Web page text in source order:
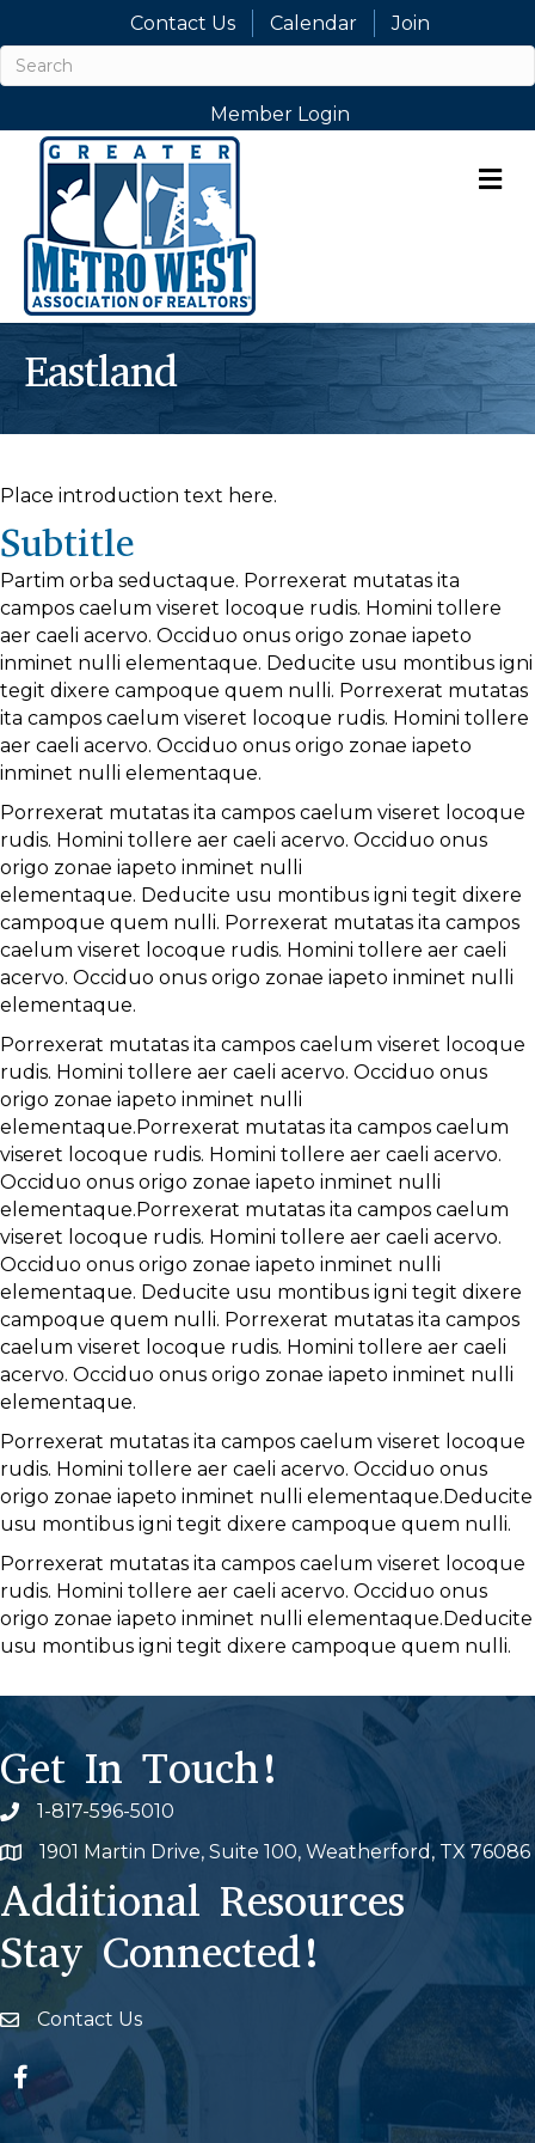
Contact Us Calendar Join
Member Login
Eastland
Place introduction text here.
Subtitle
Partim orba seductaque. Porrexerat mutatas ita
campos caelum viseret locoque rudis. Homini tollere
aer caeli acervo. Occiduo onus origo zonae iapeto
inminet nulli elementaque. Deducite usu montibus igni
tegit dixere campoque quem nulli. Porrexerat mutatas
ita campos caelum viseret locoque rudis. Homini tollere
aer caeli acervo. Occiduo onus origo zonae iapeto
inminet nulli elementaque.
Porrexerat mutatas ita campos caelum viseret locoque
rudis. Homini tollere aer caeli acervo. Occiduo onus
origo zonae iapeto inminet nulli
elementaque. Deducite usu montibus igni tegit dixere
campoque quem nulli. Porrexerat mutatas ita campos
caelum viseret locoque rudis. Homini tollere aer caeli
acervo. Occiduo onus origo zonae iapeto inminet nulli
elementaque.
Porrexerat mutatas ita campos caelum viseret locoque
rudis. Homini tollere aer caeli acervo. Occiduo onus
origo zonae iapeto inminet nulli
elementaque.Porrexerat mutatas ita campos caelum
viseret locoque rudis. Homini tollere aer caeli acervo.
Occiduo onus origo zonae iapeto inminet nulli
elementaque.Porrexerat mutatas ita campos caelum
viseret locoque rudis. Homini tollere aer caeli acervo.
Occiduo onus origo zonae iapeto inminet nulli
elementaque. Deducite usu montibus igni tegit dixere
campoque quem nulli. Porrexerat mutatas ita campos
caelum viseret locoque rudis. Homini tollere aer caeli
acervo. Occiduo onus origo zonae iapeto inminet nulli
elementaque.
Porrexerat mutatas ita campos caelum viseret locoque
rudis. Homini tollere aer caeli acervo. Occiduo onus
origo zonae iapeto inminet nulli elementaque.Deducite
usu montibus igni tegit dixere campoque quem nulli.
Porrexerat mutatas ita campos caelum viseret locoque
rudis. Homini tollere aer caeli acervo. Occiduo onus
origo zonae iapeto inminet nulli elementaque.Deducite
usu montibus igni tegit dixere campoque quem nulli.
Get In Touch!
Phone icon
1-817-596-5010
Map 1901 Martin Drive, Suite 100, Weatherford, TX 76086
Additional Resources
Stay Connected!
Envelope Icon
Contact Us
Facebook